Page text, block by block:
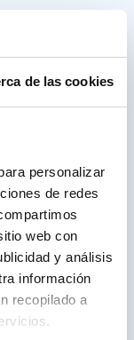
de las cookies
personalizar
de redes
web con
y análisis
información
recopilado a
96 108 120